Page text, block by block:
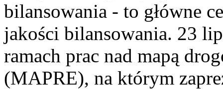
bilansowania - to główne
jakości bilansowania. 23
ramach prac nad mapą
(MAPRE), na którym